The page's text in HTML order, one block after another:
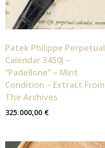
Patek Philippe Perpetual
Calendar 3450J –
“Padellone” – Mint
Condition – Extract From
The Archives
325.000,00 €